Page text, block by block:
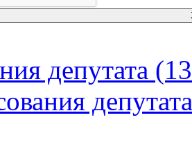
депутата
депутата